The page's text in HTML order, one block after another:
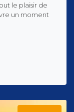
le plaisir de
un moment